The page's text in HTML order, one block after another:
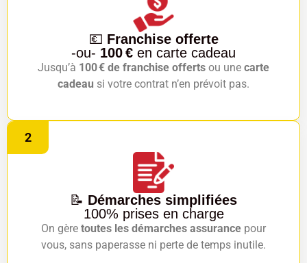
💶 Franchise offerte
-ou- 100 € en carte cadeau
Jusqu’à 100 € de franchise offerts ou une carte
cadeau si votre contrat n’en prévoit pas.
2
📝 Démarches simplifiées
100% prises en charge
On gère toutes les démarches assurance pour
vous, sans paperasse ni perte de temps inutile.